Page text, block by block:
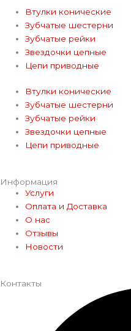
Втулки конические
Зубчатые шестерни
Зубчатые рейки
Звездочки цепные
Цепи приводные
Втулки конические
Зубчатые шестерни
Зубчатые рейки
Звездочки цепные
Цепи приводные
Информация
Услуги
Оплата и Доставка
О нас
Отзывы
Новости
Контакты